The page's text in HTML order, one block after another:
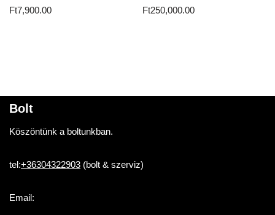
Ft7,900.00 Ft250,000.00
Bolt
Köszöntünk a boltunkban.
tel:+36304322903 (bolt & szerviz)
Email: